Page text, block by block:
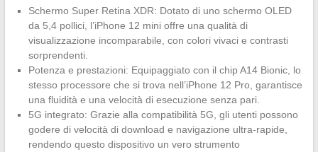
Schermo Super Retina XDR: Dotato di uno schermo OLED
da 5,4 pollici, l’iPhone 12 mini offre una qualità di
visualizzazione incomparabile, con colori vivaci e contrasti
sorprendenti.
Potenza e prestazioni: Equipaggiato con il chip A14 Bionic, lo
stesso processore che si trova nell’iPhone 12 Pro, garantisce
una fluidità e una velocità di esecuzione senza pari.
5G integrato: Grazie alla compatibilità 5G, gli utenti possono
godere di velocità di download e navigazione ultra-rapide,
rendendo questo dispositivo un vero strumento